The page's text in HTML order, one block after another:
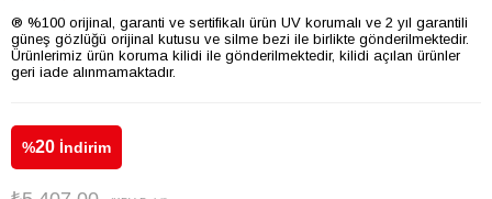
® %100 orijinal, garanti ve sertifikalı ürün UV korumalı ve 2 yıl garantili
güneş gözlüğü orijinal kutusu ve silme bezi ile birlikte gönderilmektedir.
Ürünlerimiz ürün koruma kilidi ile gönderilmektedir, kilidi açılan ürünler
geri iade alınmamaktadır.
%20 İndirim